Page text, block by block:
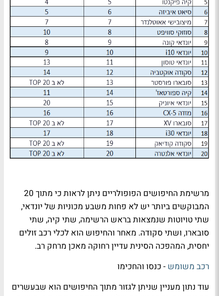
מרשימת החיפושים הפופולריים ניתן לראות כי מתוך 20
המבוקשים ביותר יש לא פחות משבע מכוניות של יונדאי,
שתי טויוטות שנמצאות בראש הרשימה, שתי קיה, שתי
סובארו, ושתי סקודה. מאחר והחיפוש הוא לכלי רכב זולים
יחסית, המהפכה הסינית עדיין רחוקה מאכן מרחק רב.
רכב משומש - כנסו והחכימו
עוד נתון מעניין שניתן לגזור מתוך החיפושים הוא שבעשרים